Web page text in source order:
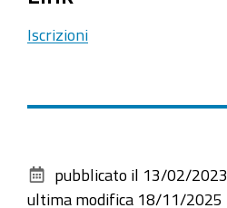
Iscrizioni
documento
pubblicato il 13/02/2023
ultima modifica 18/11/2025